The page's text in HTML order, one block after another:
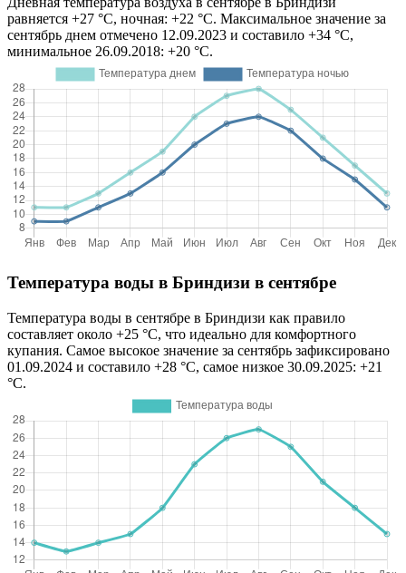
равняется +27 °C, ночная: +22 °C. Максимальное значение за
сентябрь днем отмечено 12.09.2023 и составило +34 °C,
минимальное 26.09.2018: +20 °C.
Температура воды в Бриндизи в сентябре
Температура воды в сентябре в Бриндизи как правило
составляет около +25 °C, что идеально для комфортного
купания. Самое высокое значение за сентябрь зафиксировано
01.09.2024 и составило +28 °C, самое низкое 30.09.2025: +21
°C.